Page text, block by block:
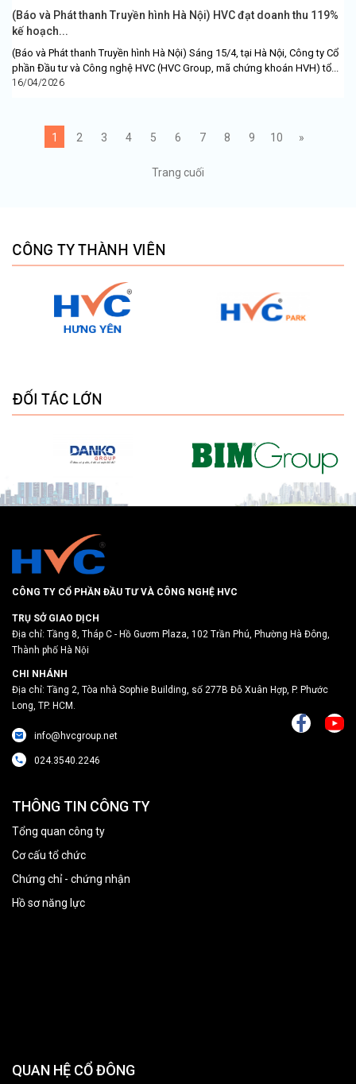
(Báo và Phát thanh Truyền hình Hà Nội) HVC đạt doanh thu 119%
kế hoạch...
(Báo và Phát thanh Truyền hình Hà Nội) Sáng 15/4, tại Hà Nội, Công ty Cổ
phần Đầu tư và Công nghệ HVC (HVC Group, mã chứng khoán HVH) tổ...
16/04/2026
1 2 3 4 5 6 7 8 9 10 »
Trang cuối
CÔNG TY THÀNH VIÊN
ĐỐI TÁC LỚN
CÔNG TY CỔ PHẦN ĐẦU TƯ VÀ CÔNG NGHỆ HVC
TRỤ SỞ GIAO DỊCH
Địa chỉ: Tầng 8, Tháp C - Hồ Gươm Plaza, 102 Trần Phú, Phường Hà Đông,
Thành phố Hà Nội
CHI NHÁNH
Địa chỉ: Tầng 2, Tòa nhà Sophie Building, số 277B Đỗ Xuân Hợp, P. Phước
Long, TP. HCM.
info@hvcgroup.net
024.3540.2246
THÔNG TIN CÔNG TY
Tổng quan công ty
Cơ cấu tổ chức
Chứng chỉ - chứng nhận
Hồ sơ năng lực
QUAN HỆ CỔ ĐÔNG